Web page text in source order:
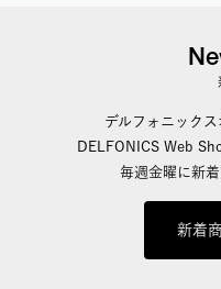
デルフォニックス
DELFONICS Web
毎週金曜に新着
新着